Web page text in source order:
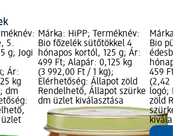
5.
g; Jogi
Ár:
kg
dm
üzlet
Márka: HiPP; Terméknév:
Bio főzelék sütőtökkel 4
hónapos kortól, 125 g; Ár:
499 Ft; Alapár: 0,125 kg
(3 992,00 Ft / 1 kg);
Elérhetőség: Állapot zöld
Rendelhető, Állapot szürke
dm üzlet kiválasztása
Márka:
Bio
459 Ft;
(2,42 Ft
logó;
zöld
szürke